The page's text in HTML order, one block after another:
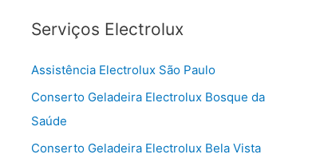
Serviços Electrolux
Assistência Electrolux São Paulo
Conserto Geladeira Electrolux Bosque da
Saúde
Conserto Geladeira Electrolux Bela Vista